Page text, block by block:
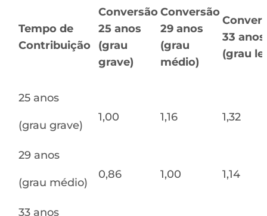
Tempo de
Contribuição
Conversão
25 anos
(grau
grave)
Conversão
29 anos
(grau
médio)
33 anos
(grau
25 anos
(grau grave)
1,00 1,16 1,32
29 anos
(grau médio)
0,86 1,00 1,14
33 anos